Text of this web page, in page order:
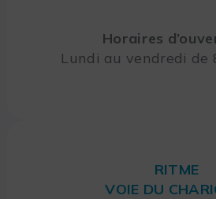
Horaires
Lundi au vendredi de
RITME
VOIE DU